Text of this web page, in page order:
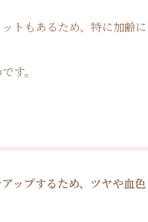
トもあるため、特に加齢に
す。
ップするため、ツヤや血色